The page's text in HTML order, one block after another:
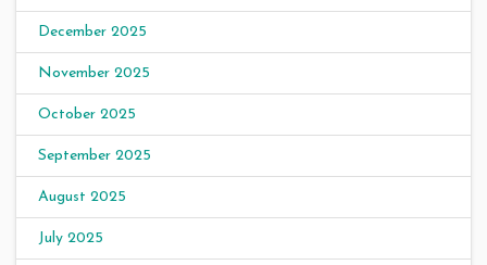
December 2025
November 2025
October 2025
September 2025
August 2025
July 2025